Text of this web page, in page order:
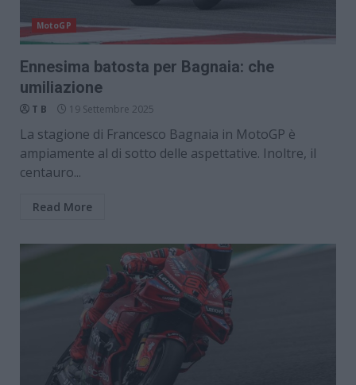
MotoGP
Ennesima batosta per Bagnaia: che
umiliazione
T B 19 Settembre 2025
La stagione di Francesco Bagnaia in MotoGP è
ampiamente al di sotto delle aspettative. Inoltre, il
centauro...
Read More